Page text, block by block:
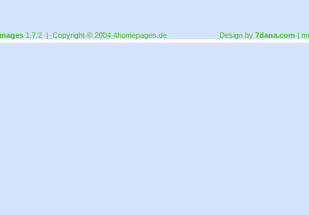
1.7.2 | Copyright © 2004 4homepages.de Design by 7dana.com |